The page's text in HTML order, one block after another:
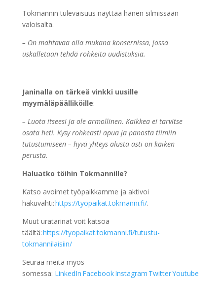
Tokmannin tulevaisuus näyttää hänen silmissään
valoisalta.
– On mahtavaa olla mukana konsernissa, jossa
uskalletaan tehdä rohkeita uudistuksia.
Janinalla on tärkeä vinkki uusille
myymäläpäälliköille:
– Luota itseesi ja ole armollinen. Kaikkea ei tarvitse
osata heti. Kysy rohkeasti apua ja panosta tiimiin
tutustumiseen – hyvä yhteys alusta asti on kaiken
perusta.
Haluatko töihin Tokmannille?
Katso avoimet työpaikkamme ja aktivoi
hakuvahti:https://tyopaikat.tokmanni.fi/.
Muut uratarinat voit katsoa
täältä:https://tyopaikat.tokmanni.fi/tutustu-
tokmannilaisiin/
Seuraa meitä myös
somessa: LinkedIn FacebookInstagram TwitterYoutube